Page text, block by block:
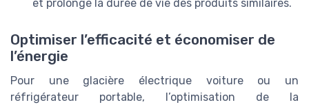
et prolonge la durée de vie des produits similaires.
Optimiser l’efficacité et économiser de
l’énergie
Pour une glacière électrique voiture ou un
réfrigérateur portable, l’optimisation de la